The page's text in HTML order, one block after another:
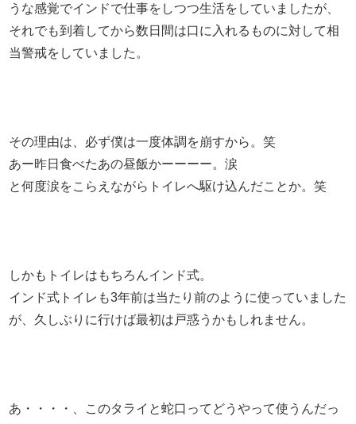
うな感覚でインドで仕事をしつつ生活をしていましたが、
それでも到着してから数日間は口に入れるものに対して相
当警戒をしていました。
その理由は、必ず僕は一度体調を崩すから。笑
あー昨日食べたあの昼飯かーーーー。涙
と何度涙をこらえながらトイレへ駆け込んだことか。笑
しかもトイレはもちろんインド式。
インド式トイレも3年前は当たり前のように使っていました
が、久しぶりに行けば最初は戸惑うかもしれません。
あ・・・・、このタライと蛇口ってどうやって使うんだっ